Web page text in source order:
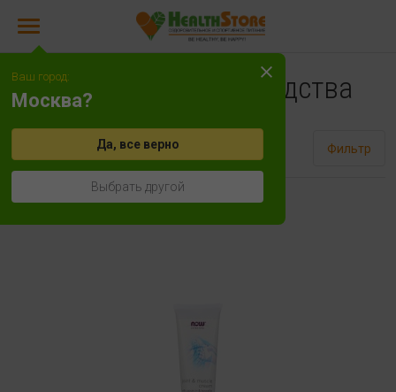
Косметические средства
Сортировать Фильтр
Ваш город:
Москва?
Да, все верно
Выбрать другой